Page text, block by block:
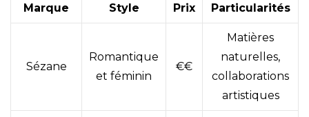
Marque Style Prix Particularités
Sézane
Romantique
et féminin
€€
Matières
naturelles,
collaborations
artistiques